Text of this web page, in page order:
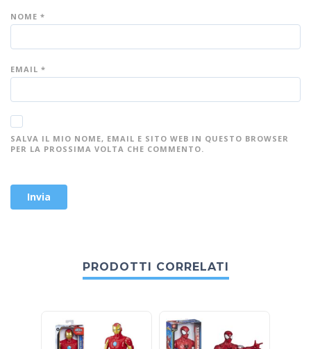
NOME *
EMAIL *
SALVA IL MIO NOME, EMAIL E SITO WEB IN QUESTO BROWSER
PER LA PROSSIMA VOLTA CHE COMMENTO.
PRODOTTI CORRELATI